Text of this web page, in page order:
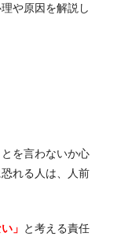
や原因を解説し
を言わないか心
れる人は、人前
」 と考える責任